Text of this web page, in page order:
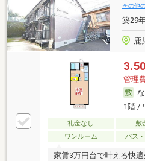
その他
築29
鹿
3.50
管理
1階 /
礼金なし 敷
ワンルーム
バス
家賃3万円台で叶える快